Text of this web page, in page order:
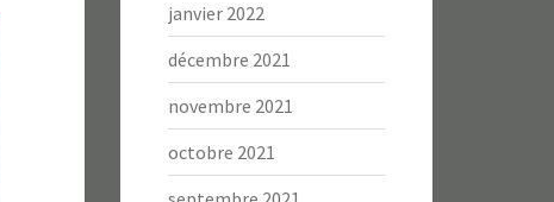
janvier 2022
décembre 2021
novembre 2021
octobre 2021